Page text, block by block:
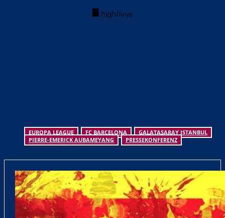
EUROPA LEAGUE FC BARCELONA
GALATASARAY ISTANBUL
PIERRE-EMERICK AUBAMEYANG
PRESSEKONFERENZ